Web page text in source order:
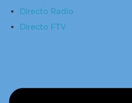
Directo Radio
Directo FTV